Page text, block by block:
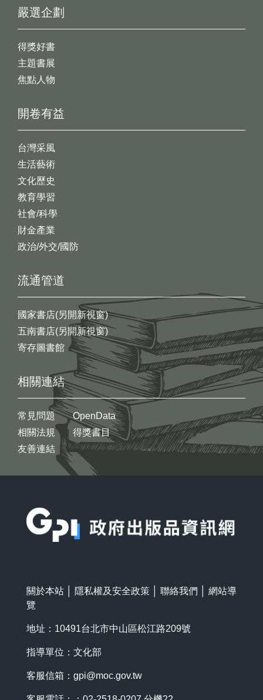
開卷有益
台灣采風
生活藝術
文化歷史
教育學習
社會/科學
財金產業
政治/外交/國防
嚴選企劃
得獎好書
主題書展
焦點人物
流通管道
國家書店(另開新視窗)
五南書店(另開新視窗)
寄存圖書館
相關連結
常見問題
相關法規
友善連結
OpenData
得獎書目
關於本站 隱私權及安全政策 聯絡我們
網站導
覽
地址：10491台北市中山區松江路209號
指導單位：文化部
客服信箱： gpi@moc.gov.tw